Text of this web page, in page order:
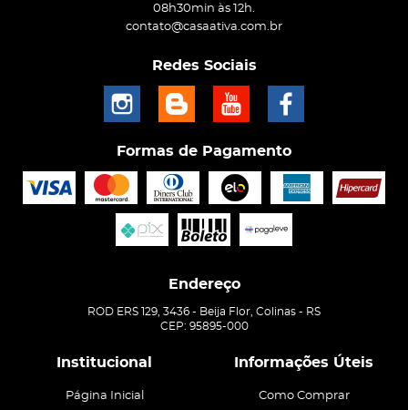
08h30min às 12h.
contato@casaativa.com.br
Redes Sociais
Formas de Pagamento
Endereço
ROD ERS 129, 3436 - Beija Flor, Colinas - RS
CEP: 95895-000
Institucional
Página Inicial
Informações Úteis
Como Comprar